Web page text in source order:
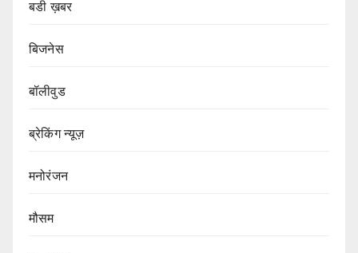
बडी ख़बर
बिजनेस
बॉलीवुड
ब्रेकिंग न्यूज़
मनोरंजन
मौसम